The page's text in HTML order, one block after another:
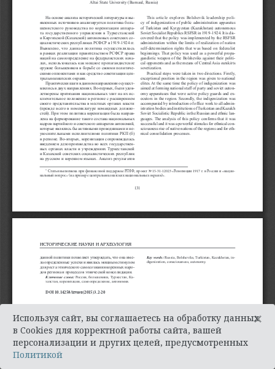
Используя сайт, вы соглашаетесь на обработку данных
в Cookies для корректной работы сайта, вашей
персонализации и других целей, предусмотренных
Политикой
×